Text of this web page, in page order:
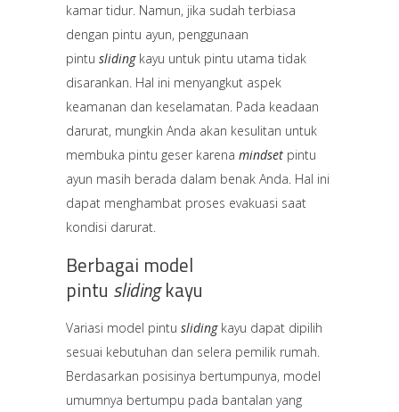
kamar tidur. Namun, jika sudah terbiasa
dengan pintu ayun, penggunaan
pintu sliding kayu untuk pintu utama tidak
disarankan. Hal ini menyangkut aspek
keamanan dan keselamatan. Pada keadaan
darurat, mungkin Anda akan kesulitan untuk
membuka pintu geser karena mindset pintu
ayun masih berada dalam benak Anda. Hal ini
dapat menghambat proses evakuasi saat
kondisi darurat.
Berbagai model
pintu slidingkayu
Variasi model pintu sliding kayu dapat dipilih
sesuai kebutuhan dan selera pemilik rumah.
Berdasarkan posisinya bertumpunya, model
umumnya bertumpu pada bantalan yang